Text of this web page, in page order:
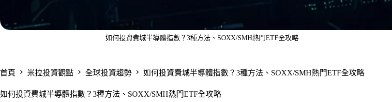
如何投資費城半導體指數？3種方法、SOXX/SMH熱門ETF全攻略
首頁 米拉投資觀點 全球投資趨勢 如何投資費城半導體指數？3種方法、SOXX/SMH熱門ETF全攻略
如何投資費城半導體指數？3種方法、SOXX/SMH熱門ETF全攻略